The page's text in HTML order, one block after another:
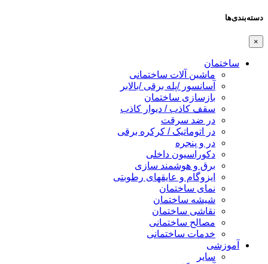
دسته‌بندی‌ها
×
ساختمان
ماشین آلات ساختمانی
آسانسور /پله برقی /بالابر
بازسازی ساختمان
سقف کاذب / دیوار کاذب
در ضد سرقت
در اتوماتیک / کرکره برقی
در و پنجره
دکوراسیون داخلی
برق و هوشمند سازی
ایزوگام و عایقهای رطوبتی
نمای ساختمان
شیشه ساختمان
نقاشی ساختمان
مصالح ساختمانی
خدمات ساختمانی
آموزشی
سایر